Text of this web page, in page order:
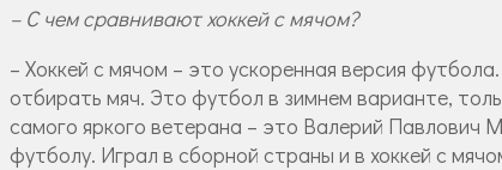
– С чем сравнивают хоккей с мячом?
– Хоккей с мячом – это ускоренная версия
отбирать мяч. Это футбол в зимнем варианте,
самого яркого ветерана – это Валерий Павлович
футболу. Играл в сборной страны и в хоккей с